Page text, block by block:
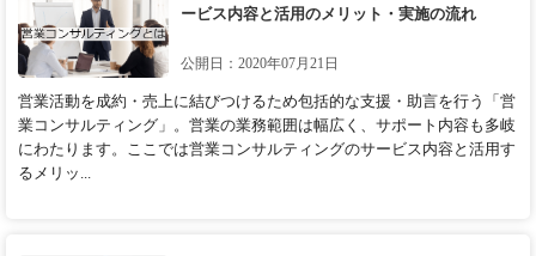
ービス内容と活用のメリット・実施の流れ
公開日：2020年07月21日
営業活動を成約・売上に結びつけるため包括的な支援・助言を行う「営
業コンサルティング」。営業の業務範囲は幅広く、サポート内容も多岐
にわたります。ここでは営業コンサルティングのサービス内容と活用す
るメリッ...